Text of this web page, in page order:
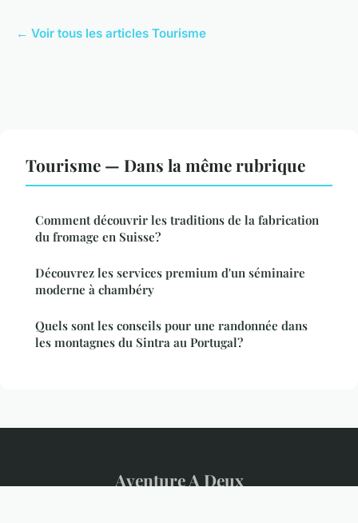
← Voir tous les articles Tourisme
Tourisme — Dans la même rubrique
Comment découvrir les traditions de la fabrication
du fromage en Suisse?
Découvrez les services premium d'un séminaire
moderne à chambéry
Quels sont les conseils pour une randonnée dans
les montagnes du Sintra au Portugal?
Aventure A Deux